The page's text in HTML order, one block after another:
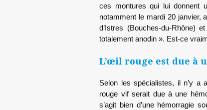
ces montures qui lui donnent
notamment le mardi 20 janvier,
d’Istres (Bouches-du-Rhône)
totalement anodin ». Est-ce
L’œil rouge est due à
Selon les spécialistes, il n’y a
rouge vif serait due à une
s’agit bien d’une hémorragie